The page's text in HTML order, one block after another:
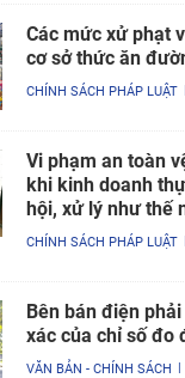
Các mức xử phạt
cơ sở thức ăn
CHÍNH SÁCH PHÁP LUẬT
Vi phạm an toàn
khi kinh doanh
hội, xử lý như thế
CHÍNH SÁCH PHÁP LUẬT
Bên bán điện
xác của chỉ số đo
VĂN BẢN - CHÍNH SÁCH